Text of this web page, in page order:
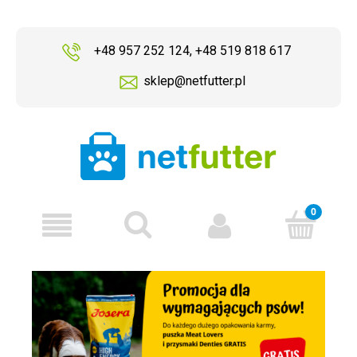
+48 957 252 124, +48 519 818 617
sklep@netfutter.pl